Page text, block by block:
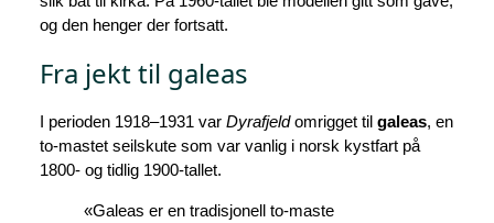
og den henger der fortsatt.
Fra jekt til galeas
I perioden 1918–1931 var Dyrafjeldomrigget til galeas, en
to-mastet seilskute som var vanlig i norsk kystfart på
1800- og tidlig 1900‑tallet.
«Galeas er en tradisjonell to-maste